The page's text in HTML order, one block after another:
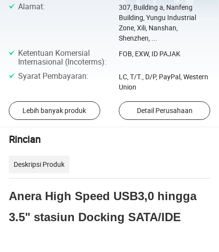
Alamat:
307, Building a, Nanfeng
Building, Yungu Industrial
Zone, Xili, Nanshan,
Shenzhen, ...
Ketentuan Komersial
Internasional (Incoterms):
FOB, EXW, ID PAJAK
Syarat Pembayaran:
LC, T/T., D/P, PayPal, Western
Union
Lebih banyak produk Detail Perusahaan
Rincian
Deskripsi Produk
Anera High Speed USB3,0 hingga
3.5" stasiun Docking SATA/IDE